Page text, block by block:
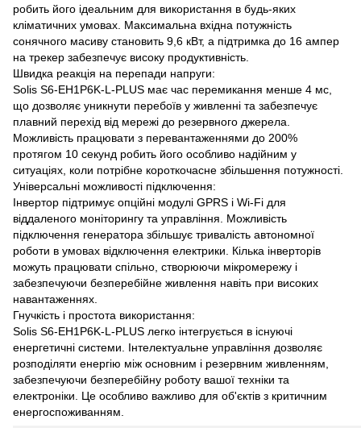
робить його ідеальним для використання в будь-яких
кліматичних умовах. Максимальна вхідна потужність
сонячного масиву становить 9,6 кВт, а підтримка до 16 ампер
на трекер забезпечує високу продуктивність.
Швидка реакція на перепади напруги:
Solis S6-EH1P6K-L-PLUS має час перемикання менше 4 мс,
що дозволяє уникнути перебоїв у живленні та забезпечує
плавний перехід від мережі до резервного джерела.
Можливість працювати з перевантаженнями до 200%
протягом 10 секунд робить його особливо надійним у
ситуаціях, коли потрібне короткочасне збільшення потужності.
Універсальні можливості підключення:
Інвертор підтримує опційні модулі GPRS і Wi-Fi для
віддаленого моніторингу та управління. Можливість
підключення генератора збільшує тривалість автономної
роботи в умовах відключення електрики. Кілька інверторів
можуть працювати спільно, створюючи мікромережу і
забезпечуючи безперебійне живлення навіть при високих
навантаженнях.
Гнучкість і простота використання:
Solis S6-EH1P6K-L-PLUS легко інтегрується в існуючі
енергетичні системи. Інтелектуальне управління дозволяє
розподіляти енергію між основним і резервним живленням,
забезпечуючи безперебійну роботу вашої техніки та
електроніки. Це особливо важливо для об'єктів з критичним
енергоспоживанням.